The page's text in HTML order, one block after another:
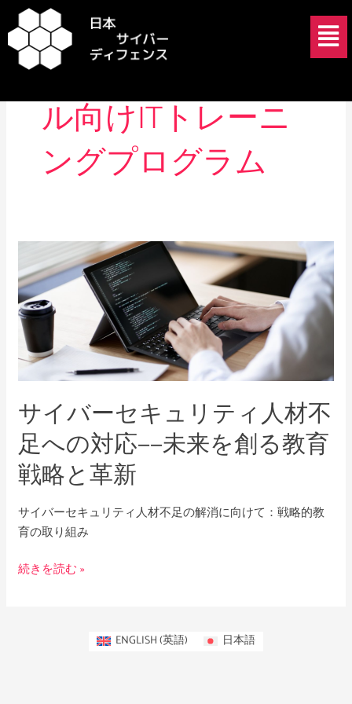
容
を
ッ
メ
ニ
ュ
プロフェッショナ
ル向けITトレーニ
ングプログラム
サイバーセキュリティ人材不
足への対応——未来を創る教育
戦略と革新
サイバーセキュリティ人材不足の解消に向けて：戦略的教
育の取り組み
イ
バ
ー
セ
キ
ュ
リ
テ
ィ
人
材
不
足
へ
の
対
続きを読む »
ENGLISH(英語) 日本語